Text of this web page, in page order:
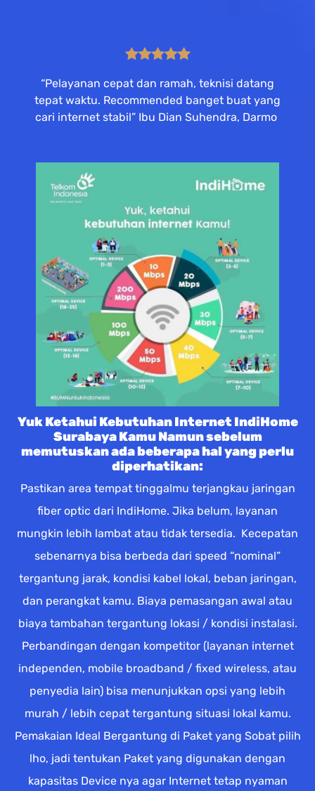
“Pelayanan cepat dan ramah, teknisi datang
tepat waktu. Recommended banget buat yang
cari internet stabil” Ibu Dian Suhendra, Darmo
Yuk Ketahui Kebutuhan Internet IndiHome
Surabaya Kamu Namun sebelum
memutuskan ada beberapa hal yang perlu
diperhatikan:
Pastikan area tempat tinggalmu terjangkau jaringan
fiber optic dari IndiHome. Jika belum, layanan
mungkin lebih lambat atau tidak tersedia. Kecepatan
sebenarnya bisa berbeda dari speed “nominal”
tergantung jarak, kondisi kabel lokal, beban jaringan,
dan perangkat kamu. Biaya pemasangan awal atau
biaya tambahan tergantung lokasi / kondisi instalasi.
Perbandingan dengan kompetitor (layanan internet
independen, mobile broadband / fixed wireless, atau
penyedia lain) bisa menunjukkan opsi yang lebih
murah / lebih cepat tergantung situasi lokal kamu.
Pemakaian Ideal Bergantung di Paket yang Sobat pilih
lho, jadi tentukan Paket yang digunakan dengan
kapasitas Device nya agar Internet tetap nyaman